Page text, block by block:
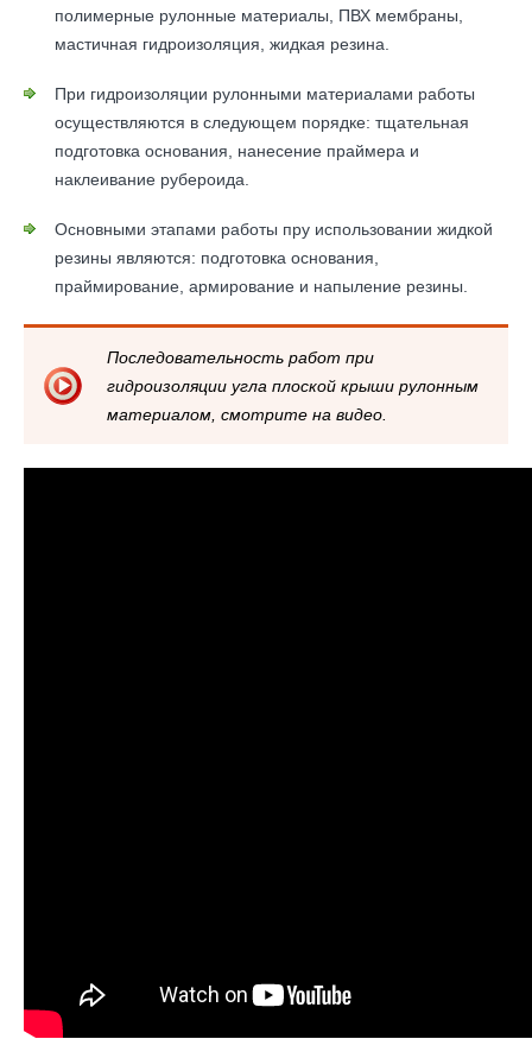
полимерные рулонные материалы, ПВХ мембраны,
мастичная гидроизоляция, жидкая резина.
При гидроизоляции рулонными материалами работы
осуществляются в следующем порядке: тщательная
подготовка основания, нанесение праймера и
наклеивание рубероида.
Основными этапами работы пру использовании жидкой
резины являются: подготовка основания,
праймирование, армирование и напыление резины.
Последовательность работ при
гидроизоляции угла плоской крыши рулонным
материалом, смотрите на видео.